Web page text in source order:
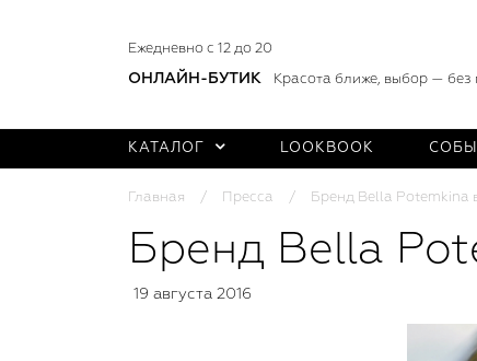
Ежедневно с 12 до 20
ОНЛАЙН-БУТИК Красота ближе, выбор — без
КАТАЛОГ LOOKBOOK
Главная Пресса Бренд Bella Potemkina
Бренд Bella
19 августа 2016